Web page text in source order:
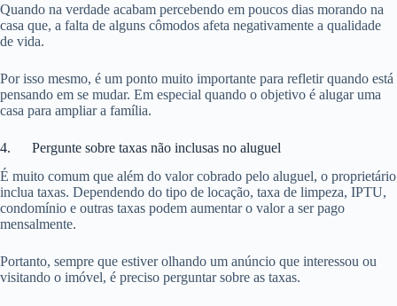
Quando na verdade acabam percebendo em poucos dias morando na
casa que, a falta de alguns cômodos afeta negativamente a qualidade
de vida.
Por isso mesmo, é um ponto muito importante para refletir quando está
pensando em se mudar. Em especial quando o objetivo é alugar uma
casa para ampliar a família.
4. Pergunte sobre taxas não inclusas no aluguel
É muito comum que além do valor cobrado pelo aluguel, o proprietário
inclua taxas. Dependendo do tipo de locação, taxa de limpeza, IPTU,
condomínio e outras taxas podem aumentar o valor a ser pago
mensalmente.
Portanto, sempre que estiver olhando um anúncio que interessou ou
visitando o imóvel, é preciso perguntar sobre as taxas.